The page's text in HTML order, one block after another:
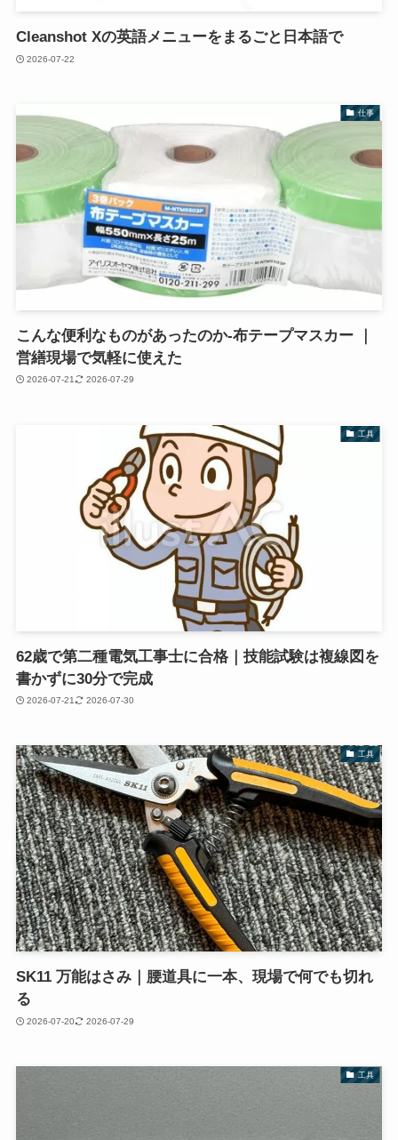
Cleanshot Xの英語メニューをまるごと日本語で
2026-07-22
仕事
こんな便利なものがあったのか-布テープマスカー ｜
営繕現場で気軽に使えた
2026-07-21 2026-07-29
工具
62歳で第二種電気工事士に合格｜技能試験は複線図を
書かずに30分で完成
2026-07-21 2026-07-30
工具
SK11 万能はさみ｜腰道具に一本、現場で何でも切れ
る
2026-07-20 2026-07-29
工具